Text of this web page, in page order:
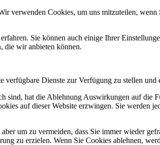
verwenden Cookies, um uns mitzuteilen,
Sie können auch einige Ihrer
die wir anbieten können.
Dienste zur Verfügung zu stellen
hat die Ablehnung Auswirkungen auf die
auf dieser Website erzwingen. Sie werden
um zu vermeiden, dass Sie immer wieder
zu erzielen. Wenn Sie Cookies ablehnen,